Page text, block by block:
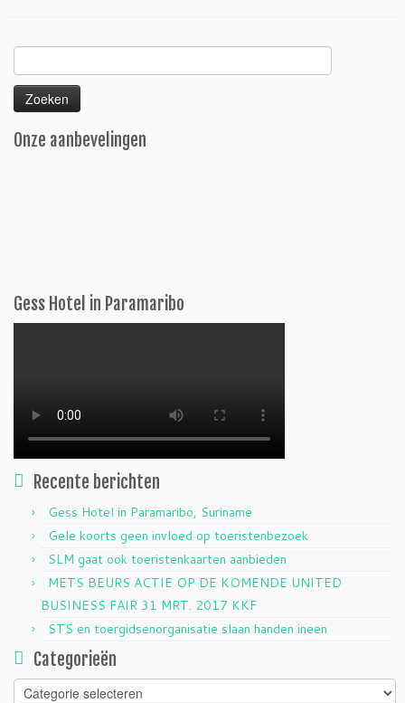
naar:
Onze aanbevelingen
Gess Hotel in Paramaribo
Recente berichten
Gess Hotel in Paramaribo, Suriname
Gele koorts geen invloed op toeristenbezoek
SLM gaat ook toeristenkaarten aanbieden
METS BEURS ACTIE OP DE KOMENDE UNITED
BUSINESS FAIR 31 MRT. 2017 KKF
STS en toergidsenorganisatie slaan handen ineen
Categorieën
Categorieën